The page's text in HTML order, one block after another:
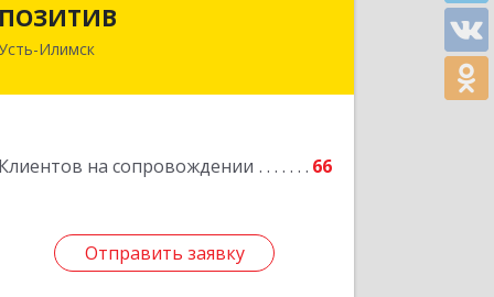
ПОЗИТИВ
Илимск
Клиентов на сопровождении 66
Отправить заявку
666679, Иркутская обл, Усть-Илимск г,
Подробнее
Отправить заявку